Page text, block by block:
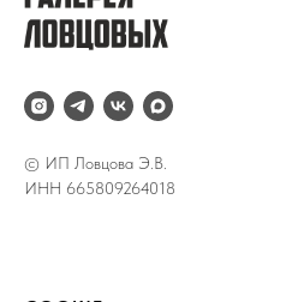
© ИП Ловцова Э.В.
ИНН 665809264018